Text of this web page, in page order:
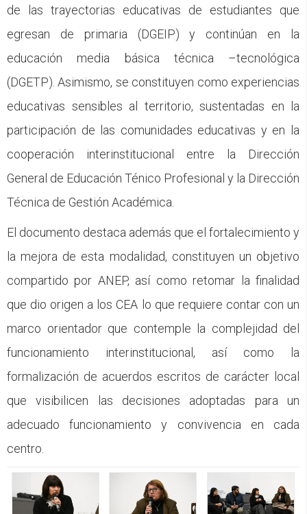
de las trayectorias educativas de estudiantes que
egresan de primaria (DGEIP) y continúan en la
educación media básica técnica –tecnológica
(DGETP). Asimismo, se constituyen como experiencias
educativas sensibles al territorio, sustentadas en la
participación de las comunidades educativas y en la
cooperación interinstitucional entre la Dirección
General de Educación Ténico Profesional y la Dirección
Técnica de Gestión Académica.
El documento destaca además que el fortalecimiento y
la mejora de esta modalidad, constituyen un objetivo
compartido por ANEP, así como retomar la finalidad
que dio origen a los CEA lo que requiere contar con un
marco orientador que contemple la complejidad del
funcionamiento interinstitucional, así como la
formalización de acuerdos escritos de carácter local
que visibilicen las decisiones adoptadas para un
adecuado funcionamiento y convivencia en cada
centro.